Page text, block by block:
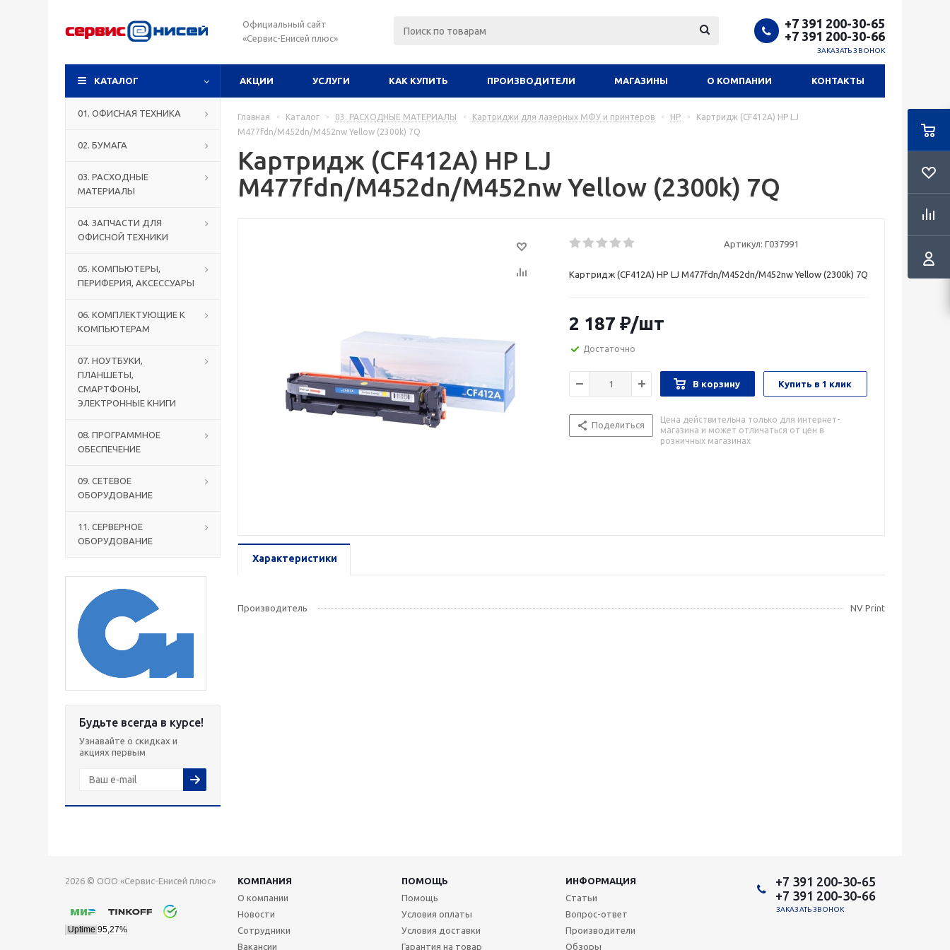
Официальный сайт
«Сервис-Енисей плюс»
+7 391 200-30-65
+7 391 200-30-66
ЗАКАЗАТЬ ЗВОНОК
КАТАЛОГ АКЦИИ УСЛУГИ КАК КУПИТЬ ПРОИЗВОДИТЕЛИ МАГАЗИНЫ О КОМПАНИИ КОНТАКТЫ
01. ОФИСНАЯ ТЕХНИКА
02. БУМАГА
03. РАСХОДНЫЕ
МАТЕРИАЛЫ
04. ЗАПЧАСТИ ДЛЯ
ОФИСНОЙ ТЕХНИКИ
05. КОМПЬЮТЕРЫ,
ПЕРИФЕРИЯ, АКСЕССУАРЫ
06. КОМПЛЕКТУЮЩИЕ К
КОМПЬЮТЕРАМ
07. НОУТБУКИ,
ПЛАНШЕТЫ,
СМАРТФОНЫ,
ЭЛЕКТРОННЫЕ КНИГИ
08. ПРОГРАММНОЕ
ОБЕСПЕЧЕНИЕ
09. СЕТЕВОЕ
ОБОРУДОВАНИЕ
11. СЕРВЕРНОЕ
ОБОРУДОВАНИЕ
Будьте всегда в курсе!
Узнавайте о скидках и
акциях первым
Главная - Каталог - 03. РАСХОДНЫЕ МАТЕРИАЛЫ - Картриджи для лазерных МФУ и принтеров - HP -
Картридж (CF412A) HP LJ
M477fdn/M452dn/M452nw Yellow (2300k) 7Q
Картридж (CF412A) HP LJ
M477fdn/M452dn/M452nw Yellow (2300k) 7Q
Артикул: Г037991
Картридж (CF412A) HP LJ M477fdn/M452dn/M452nw Yellow (2300k) 7Q
2 187 ₽/шт
Достаточно
В корзину Купить в 1 клик
Поделиться
Цена действительна только для интернет-
магазина и может отличаться от цен в
розничных магазинах
Характеристики
Производитель NV Print
2026 © ООО «Сервис-Енисей плюс» КОМПАНИЯ ПОМОЩЬ
ИНФОРМАЦИЯ
О компании
Новости
Сотрудники
Вакансии
Помощь
Условия оплаты
Условия доставки
Гарантия на товар
Статьи
Вопрос-ответ
Производители
Обзоры
+7 391 200-30-65
+7 391 200-30-66
ЗАКАЗАТЬ ЗВОНОК